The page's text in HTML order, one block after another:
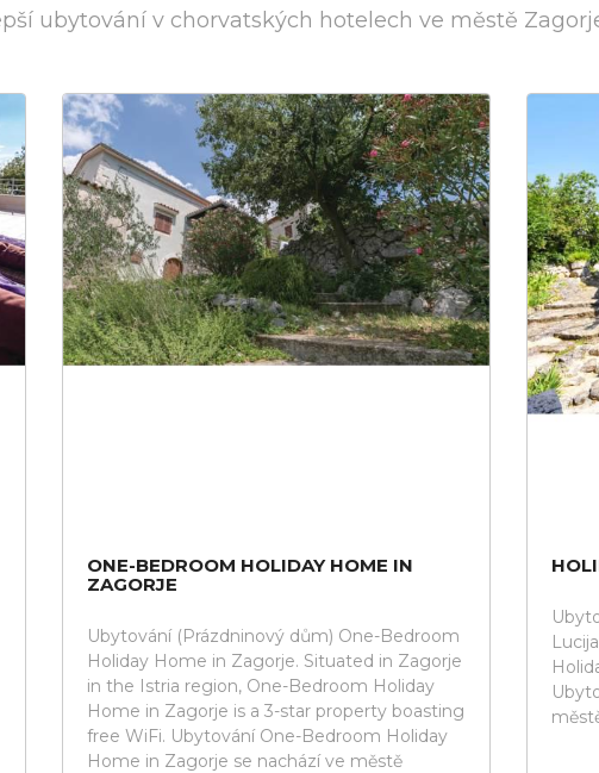
ubytování v chorvatských hotelech ve městě
ONE-BEDROOM HOLIDAY HOME IN
ZAGORJE
Ubytování (Prázdninový dům) One-Bedroom
Holiday Home in Zagorje. Situated in Zagorje
in the Istria region, One-Bedroom Holiday
Home in Zagorje is a 3-star property boasting
free WiFi. Ubytování One-Bedroom Holiday
Home in Zagorje se nachází ve městě